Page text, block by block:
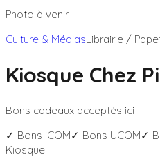
Photo à venir
Culture & MédiasLibrairie /
Kiosque Chez
Bons cadeaux acceptés ici
✓ Bons iCOM✓ Bons UCOM✓
Kiosque